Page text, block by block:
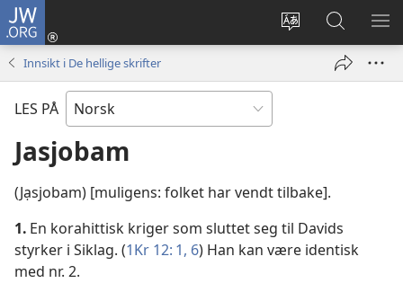
JW.ORG
Endre
Logg
inn
vindu)
Søk
på
JW.ORG
VIS
Innsikt i De hellige skrifter
LES PÅ
Jasjobam
(Jạsjobam) [muligens: folket har vendt tilbake].
1. En korahittisk kriger som sluttet seg til Davids
styrker i Siklag. (1Kr 12: 1, 6) Han kan være identisk
med nr. 2.